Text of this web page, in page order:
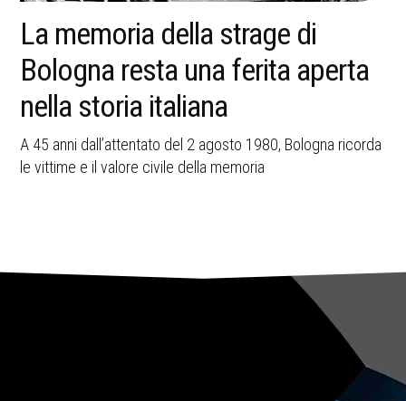
Tina Anselmi, la donna che aprì
una strada nella Repubblica
italiana
Dalla Resistenza alla Commissione P2, la storia di Tina
Anselmi racconta coraggio, riforme e senso dello Stato